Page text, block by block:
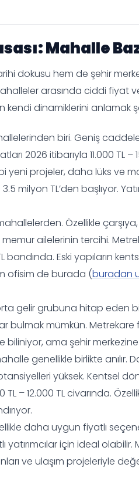
Mahalle
dokusu hem de şehir
arasında ciddi fiyat ve
kendi dinamiklerini anlamak
biri. Geniş
2026 itibarıyla 11.000 TL –
yeni projeler, daha lüks ve
milyon TL’den başlıyor.
Özellikle
ailelerinin tercihi.
bandında. Eski yapıların
ofisim de burada (buradan
gelir grubuna hitap eden
mümkün. Metrekare
biliniyor, ama şehir
genellikle birlikte anılır.
yüksek. Kentsel
– 12.000 TL civarında.
daha uygun fiyatlı
yatırımcılar için ideal
ve ulaşım projeleriyle